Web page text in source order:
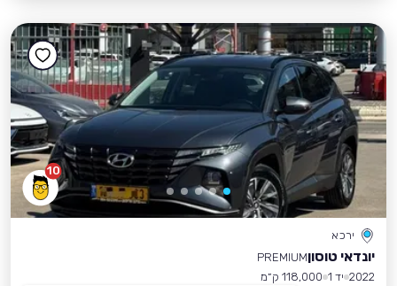
10
ירכא
יונדאי טוסוןPREMIUM
2022 יד 1
118,000 ק״מ